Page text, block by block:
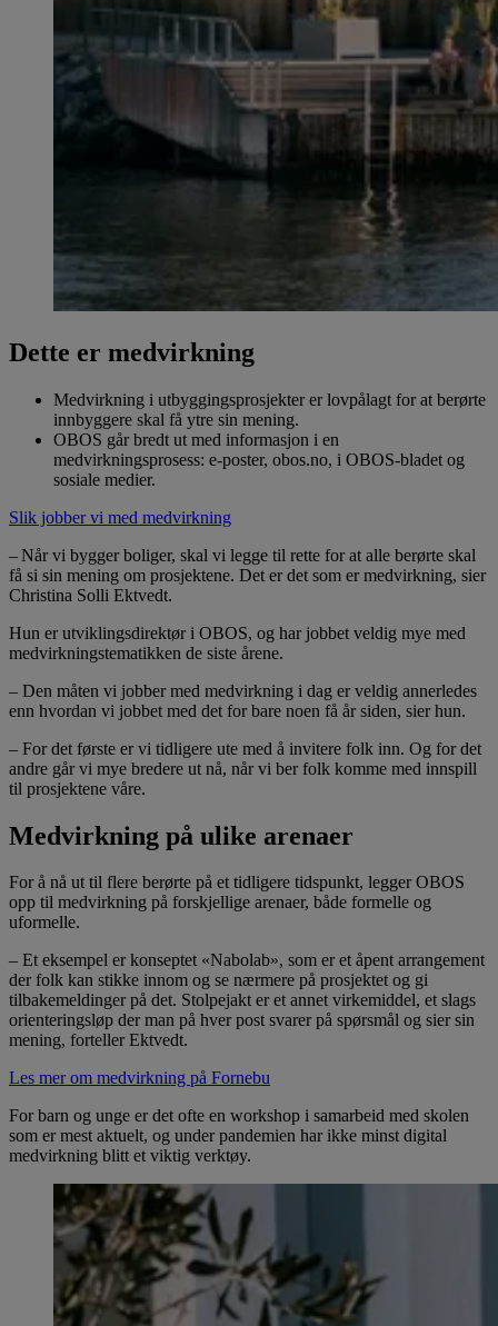
Dette er medvirkning
Medvirkning i utbyggingsprosjekter er lovpålagt for at berørte
innbyggere skal få ytre sin mening.
OBOS går bredt ut med informasjon i en
medvirkningsprosess: e-poster, obos.no, i OBOS-bladet og
sosiale medier.
Slik jobber vi med medvirkning
– Når vi bygger boliger, skal vi legge til rette for at alle berørte skal
få si sin mening om prosjektene. Det er det som er medvirkning, sier
Christina Solli Ektvedt.
Hun er utviklingsdirektør i OBOS, og har jobbet veldig mye med
medvirkningstematikken de siste årene.
– Den måten vi jobber med medvirkning i dag er veldig annerledes
enn hvordan vi jobbet med det for bare noen få år siden, sier hun.
– For det første er vi tidligere ute med å invitere folk inn. Og for det
andre går vi mye bredere ut nå, når vi ber folk komme med innspill
til prosjektene våre.
Medvirkning på ulike arenaer
For å nå ut til flere berørte på et tidligere tidspunkt, legger OBOS
opp til medvirkning på forskjellige arenaer, både formelle og
uformelle.
– Et eksempel er konseptet «Nabolab», som er et åpent arrangement
der folk kan stikke innom og se nærmere på prosjektet og gi
tilbakemeldinger på det. Stolpejakt er et annet virkemiddel, et slags
orienteringsløp der man på hver post svarer på spørsmål og sier sin
mening, forteller Ektvedt.
Les mer om medvirkning på Fornebu
For barn og unge er det ofte en workshop i samarbeid med skolen
som er mest aktuelt, og under pandemien har ikke minst digital
medvirkning blitt et viktig verktøy.